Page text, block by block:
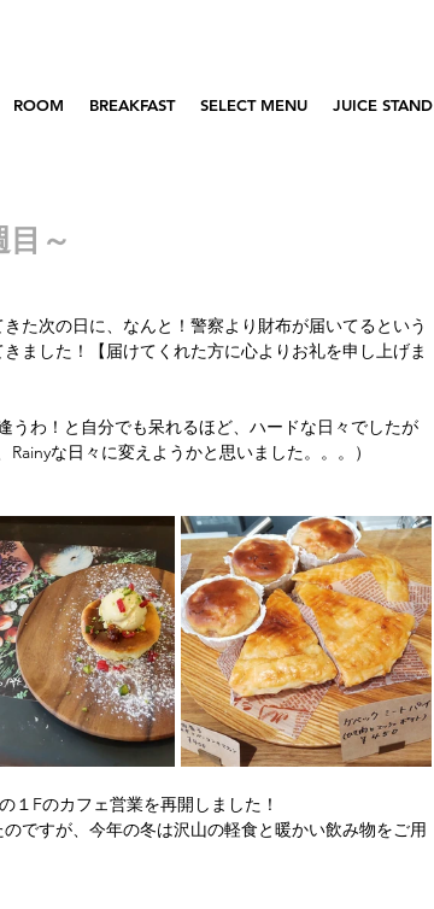
ROOM BREAKFAST SELECT MENU JUICE STAND
目～
た次の日に、なんと！警察より財布が届いてるという
ました！【届けてくれた方に心よりお礼を申し上げま
うわ！と自分でも呆れるほど、ハードな日々でしたが
な日々に変えようかと思いました。。。）
１Fのカフェ営業を再開しました！
ですが、今年の冬は沢山の軽食と暖かい飲み物をご用